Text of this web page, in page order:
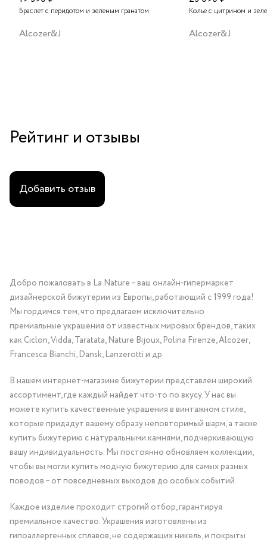
Браслет с перидотом и зеленым гранатом
Alcozer&J
Колье с цитрином и
Alcozer&J
Рейтинг и отзывы
Добавить отзыв
Добро пожаловать в La Nature – ваш онлайн-гипермаркет
дизайнерской бижутерии из Европы, работающий с 1999 года!
Мы гордимся тем, что предлагаем исключительно
премиальные украшения от известных мировых брендов, таких
как Ciclon, Vidda, Taratata, Nature Bijoux, Polina Firenze, Alcozer,
Francesca Bianchi, Dansk, Lanzerotti и др.
В нашем интернет-магазине бижутерии представлен широкий
ассортимент, где каждый найдет что-то по вкусу. У нас вы
можете купить качественные украшения в винтажном стиле,
которые придадут вашему образу неповторимый шарм, а также
купить бижутерию с натуральными камнями, подчеркивающую
вашу индивидуальность. Мы постоянно обновляем коллекции,
чтобы вы могли купить модную бижутерию для самых разных
поводов – от повседневных выходов до особых событий.
Каждое изделие проходит строгий отбор, гарантируя
премиальное качество. Украшения изготовлены из
гипоаллергенных сплавов, не содержащих никель, и покрыты